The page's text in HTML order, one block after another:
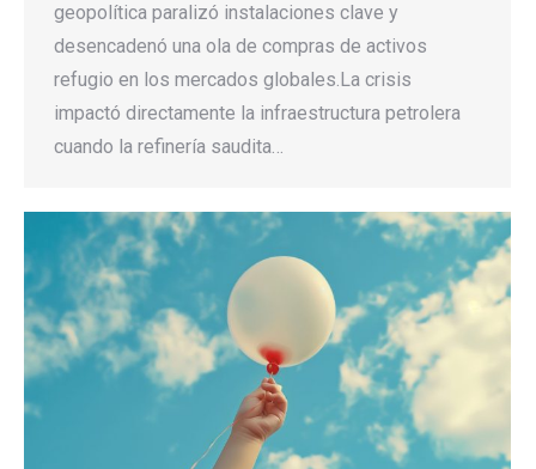
geopolítica paralizó instalaciones clave y
desencadenó una ola de compras de activos
refugio en los mercados globales.La crisis
impactó directamente la infraestructura petrolera
cuando la refinería saudita…